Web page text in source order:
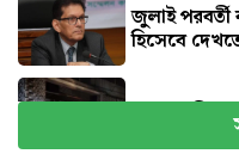
জুলাই পরবর্তী
হিসেবে দেখতে
মাগুরায়